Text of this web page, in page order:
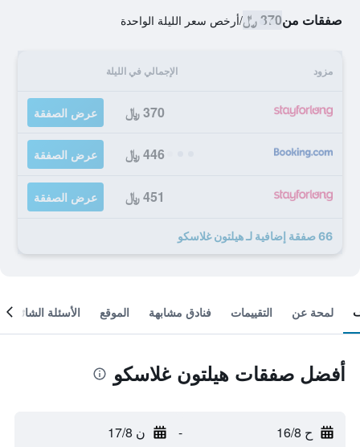
صفقات من370 ﷼ /أرخص سعر الليلة الواحدة
مزود الإجمالي في الليلة
370 ﷼ عرض الصفقة
446 ﷼ عرض الصفقة
451 ﷼ عرض الصفقة
66 صفقة إضافية لـ هيلتون غلاسكو
لمحة عن التقييمات فنادق مشابهة الموقع الأسئلة الشائعة
أفضل صفقات هيلتون غلاسكو
ح 16/8 - ن 17/8